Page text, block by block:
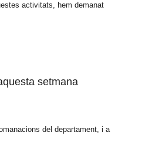
activitats, hem demanat
setmana
del departament, i a